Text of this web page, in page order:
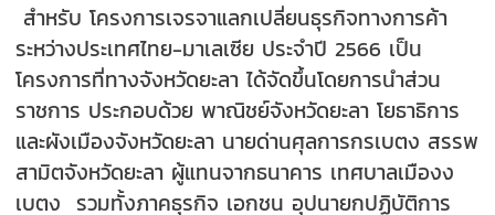
สำหรับ โครงการเจรจาแลกเปลี่ยนธุรกิจทางการค้า
ระหว่างประเทศไทย-มาเลเซีย ประจำปี 2566 เป็น
โครงการที่ทางจังหวัดยะลา ได้จัดขึ้นโดยการนำส่วน
ราชการ ประกอบด้วย พาณิชย์จังหวัดยะลา โยธาธิการ
และผังเมืองจังหวัดยะลา นายด่านศุลการกรเบตง สรรพ
สามิตจังหวัดยะลา ผู้แทนจากธนาคาร เทศบาลเมืองง
เบตง รวมทั้งภาคธุรกิจ เอกชน อุปนายกปฏิบัติการ